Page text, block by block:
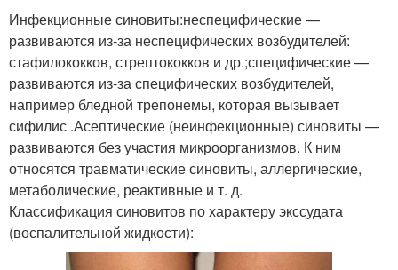
Инфекционные синовиты:неспецифические —
развиваются из-за неспецифических возбудителей:
стафилококков, стрептококков и др.;специфические —
развиваются из-за специфических возбудителей,
например бледной трепонемы, которая вызывает
сифилис .Асептические (неинфекционные) синовиты —
развиваются без участия микроорганизмов. К ним
относятся травматические синовиты, аллергические,
метаболические, реактивные и т. д.
Классификация синовитов по характеру экссудата
(воспалительной жидкости):